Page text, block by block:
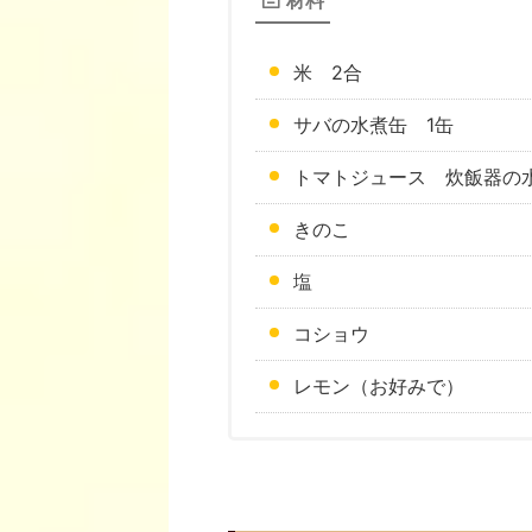
米 2合
サバの水煮缶 1缶
トマトジュース 炊飯器の
きのこ
塩
コショウ
レモン（お好みで）